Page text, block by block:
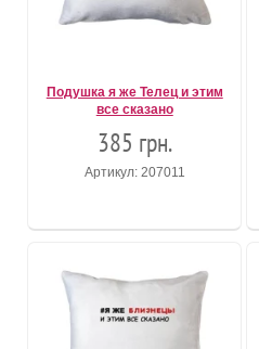
Подушка я же Телец и этим
все сказано
385 грн.
Артикул: 207011